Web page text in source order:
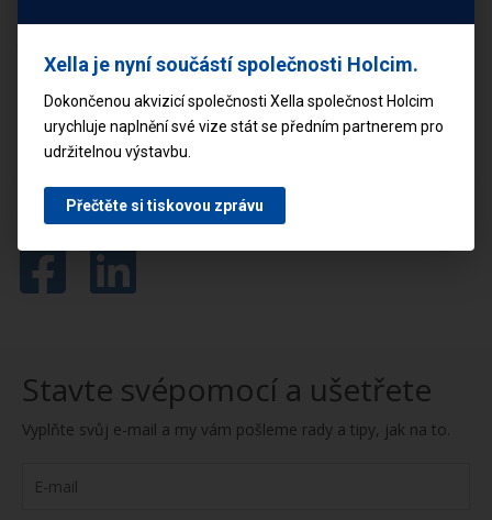
podržela po celou dobu užívání bez nutnosti
dalších investic.
Sdílejte tento článek
Stavte svépomocí a ušetřete
Vyplňte svůj e-mail a my vám pošleme rady a tipy, jak na to.
Xella je nyní součástí společnosti Holcim.
Dokončenou akvizicí společnosti Xella společnost Holcim
urychluje naplnění své vize stát se předním partnerem pro
udržitelnou výstavbu.
Přečtěte si tiskovou zprávu